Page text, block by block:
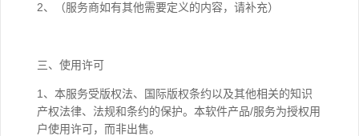
2、（服务商如有其他需要定义的内容，请补充）
三、使用许可
1、本服务受版权法、国际版权条约以及其他相关的知识
产权法律、法规和条约的保护。本软件产品/服务为授权用
户使用许可，而非出售。